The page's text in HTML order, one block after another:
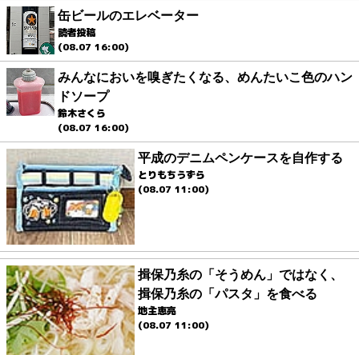
缶ビールのエレベーター
読者投稿
(08.07 16:00)
みんなにおいを嗅ぎたくなる、めんたいこ色のハン
ドソープ
鈴木さくら
(08.07 16:00)
平成のデニムペンケースを自作する
とりもちうずら
(08.07 11:00)
揖保乃糸の「そうめん」ではなく、
揖保乃糸の「パスタ」を食べる
地主恵亮
(08.07 11:00)